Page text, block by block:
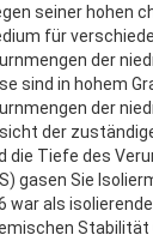
seiner hohen
für
der
sind in hohem
der
der
die Tiefe des
gasen Sie
war als
Stabilität